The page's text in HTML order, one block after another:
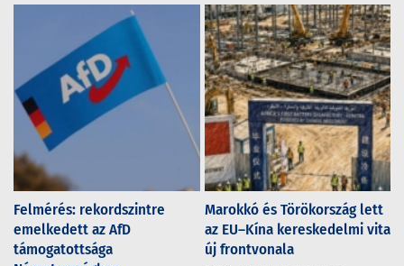
Felmérés: rekordszintre
emelkedett az AfD
támogatottsága
Marokkó és Törökország lett
az EU–Kína kereskedelmi vita
új frontvonala